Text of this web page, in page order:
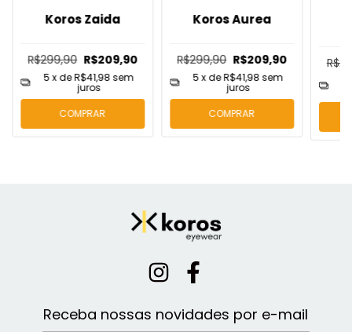
Koros Zaida
R$299,90 R$209,90
5 x deR$41,98 sem
juros
COMPRAR
Koros Aurea
R$299,90 R$209,90
5 x deR$41,98 sem
juros
COMPRAR
Receba nossas novidades por e-mail